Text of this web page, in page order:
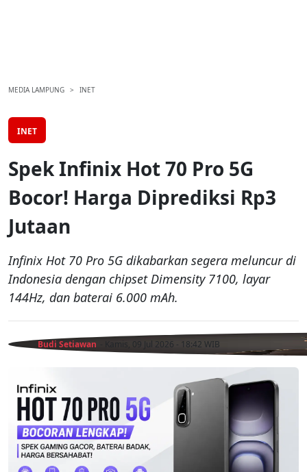
MEDIA LAMPUNG INET
INET
Spek Infinix Hot 70 Pro 5G
Bocor! Harga Diprediksi Rp3
Jutaan
Infinix Hot 70 Pro 5G dikabarkan segera meluncur di
Indonesia dengan chipset Dimensity 7100, layar
144Hz, dan baterai 6.000 mAh.
Budi Setiawan - Kamis, 09 Jul 2026 - 18:42 WIB